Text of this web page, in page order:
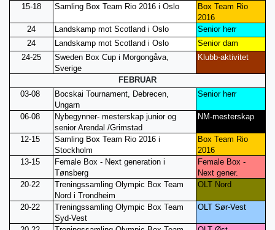
15-18 Samling Box Team Rio 2016 i Oslo
Box Team Rio
2016
24
Landskamp mot Scotland i Oslo
Senior herr
24
Landskamp mot Scotland i Oslo
Senior dam
24-25
Sweden Box Cup i Morgongåva,
Sverige
Klubb-aktivitet
FEBRUAR
03-08
Bocskai Tournament, Debrecen,
Ungarn
Senior herr
06-08
Nybegynner- mesterskap junior og
senior Arendal /Grimstad
NM-mesterskap
12-15
Samling Box Team Rio 2016 i
Stockholm
Box Team Rio
2016
13-15
Female Box - Next generation i
Tønsberg
Female Box -
Next gener.
20-22
Treningssamling Olympic Box Team
Nord i Trondheim
OLT Nord
20-22
Treningssamling Olympic Box Team
Syd-Vest
OLT Sør-Vest